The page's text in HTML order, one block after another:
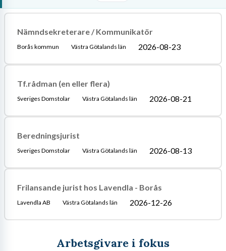
Nämndsekreterare / Kommunikatör
Borås kommun Västra Götalands län 2026-08-23
Tf.rådman (en eller flera)
Sveriges Domstolar Västra Götalands län 2026-08-21
Beredningsjurist
Sveriges Domstolar Västra Götalands län 2026-08-13
Frilansande jurist hos Lavendla - Borås
Lavendla AB Västra Götalands län 2026-12-26
Arbetsgivare i fokus